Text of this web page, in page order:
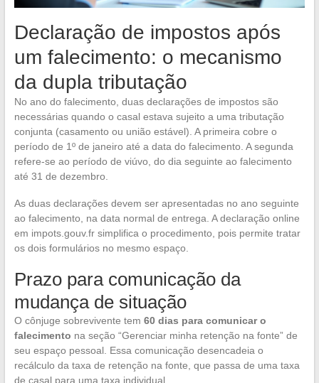
Declaração de impostos após
um falecimento: o mecanismo
da dupla tributação
No ano do falecimento, duas declarações de impostos são
necessárias quando o casal estava sujeito a uma tributação
conjunta (casamento ou união estável). A primeira cobre o
período de 1º de janeiro até a data do falecimento. A segunda
refere-se ao período de viúvo, do dia seguinte ao falecimento
até 31 de dezembro.
As duas declarações devem ser apresentadas no ano seguinte
ao falecimento, na data normal de entrega. A declaração online
em impots.gouv.fr simplifica o procedimento, pois permite tratar
os dois formulários no mesmo espaço.
Prazo para comunicação da
mudança de situação
O cônjuge sobrevivente tem 60 dias para comunicar o
falecimento na seção “Gerenciar minha retenção na fonte” de
seu espaço pessoal. Essa comunicação desencadeia o
recálculo da taxa de retenção na fonte, que passa de uma taxa
de casal para uma taxa individual.